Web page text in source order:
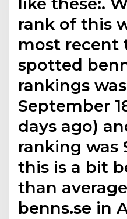
rank of this
most recent
spotted
rankings
September
days ago)
ranking was
this is a bit
than
benns.se in